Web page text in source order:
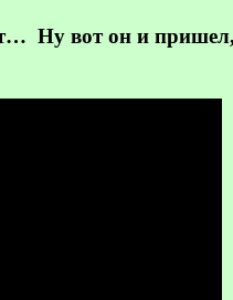
Ну вот он и